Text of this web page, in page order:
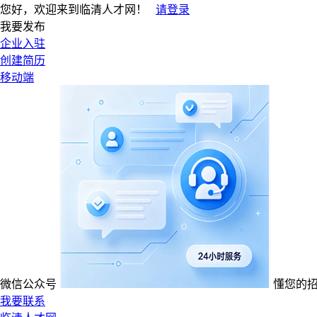
您好，欢迎来到临清人才网！
请登录
我要发布
企业入驻
创建简历
移动端
微信公众号
懂您的
我要联系